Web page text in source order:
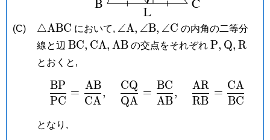
(C) \triangle\mathrm{ABC}
△ABC において, \angle\mathrm
A,
∠A, \angle\mathrm
B,
∠B, \angle\mathrm
C
∠C の内角の二等分
線と辺 \mathrm{BC},
BC, \mathrm{CA},
CA, \mathrm{AB}
AB の交点をそれぞれ \mathrm
P, \mathrm
Q, R
とおくと,
PC
BP
=
CA
AB
,
QA
CQ
=
AB
BC
,
RB
AR
=
BC
CA
となり,